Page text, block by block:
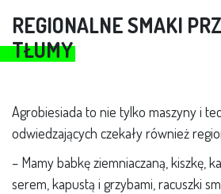
REGIONALNE SMAKI
TŁUMY
Agrobiesiada to nie tylko maszyny i
odwiedzających czekały również
– Mamy babkę ziemniaczaną, kiszkę,
serem, kapustą i grzybami, racuszki